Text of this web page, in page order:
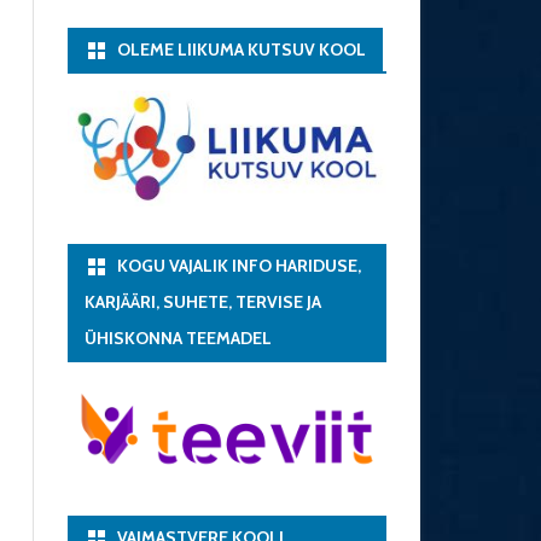
OLEME LIIKUMA KUTSUV KOOL
KOGU VAJALIK INFO HARIDUSE,
KARJÄÄRI, SUHETE, TERVISE JA
ÜHISKONNA TEEMADEL